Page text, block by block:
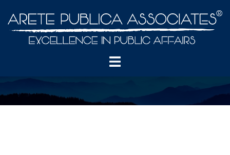
content
Toggle